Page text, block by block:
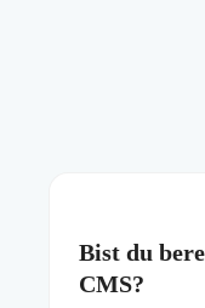
Bist du
CMS?